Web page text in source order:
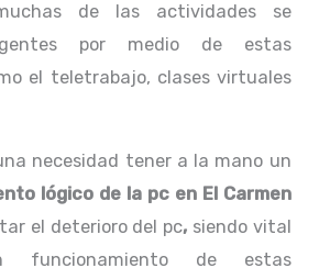
de las actividades se
por medio de estas
el teletrabajo, clases virtuales
necesidad tener a la mano un
lógico de la pc en El Carmen
el deterioro del pc, siendo vital
funcionamiento de estas